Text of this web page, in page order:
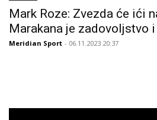
Mark Roze: Zvezda će ići
Marakana je zadovoljstvo
Meridian Sport - 06.11.2023 20:37